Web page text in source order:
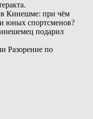
в Кинешме: при чём
юных спортсменов?
подарил
Разорение по